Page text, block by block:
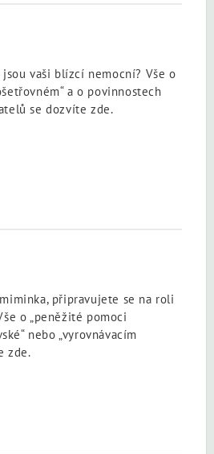
jsou vaši blízcí nemocní? Vše o
a o povinnostech
se dozvíte zde.
připravujete se na roli
o „peněžité pomoci
nebo „vyrovnávacím
zde.